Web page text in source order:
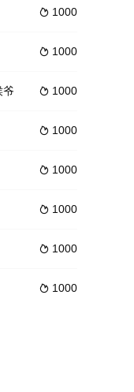
包反压
听见她的心声，却始终以
 1000
 1000
 1000
爷
 1000
 1000
 1000
 1000
 1000